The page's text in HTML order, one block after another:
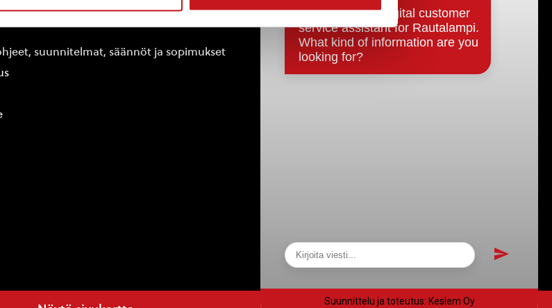
suunnitelmat, säännöt ja sopimukset
Päätökset, esityslistat & pöytäkirjat
Hallinto
Kunnanhallitus
Kunnanvaltuusto